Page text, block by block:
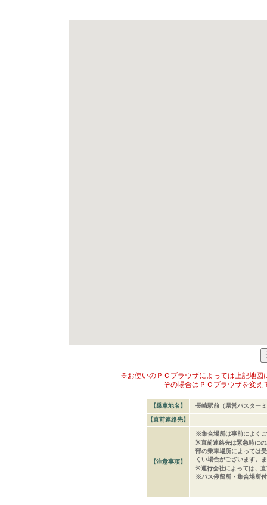
※お使いのＰＣブラウザによっては上記地図
その場合はＰＣブラウザを変
【乗車地名】 長崎駅前（県営バスター
【直前連絡先】
【注意事項】
※集合場所は事前によく
※直前連絡先は緊急時に
部の乗車場所によっては
くい場合がございます。
※運行会社によっては、
※バス停留所・集合場所